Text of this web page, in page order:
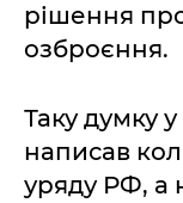
рішення
озброєння.
Таку думку
написав
уряду РФ, а